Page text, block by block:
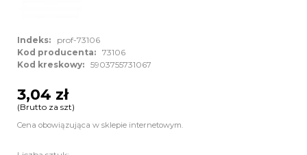
Indeks:
prof-73106
Kod producenta: 73106
Kod kreskowy: 5903755731067
3,04 zł
(Brutto za szt)
Cena obowiązująca w sklepie internetowym.